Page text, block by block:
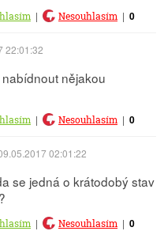
| Nesouhlasím | 0
22:01:32
nějakou
| Nesouhlasím | 0
02:01:22
se jedná o krátodobý stav
| Nesouhlasím | 0